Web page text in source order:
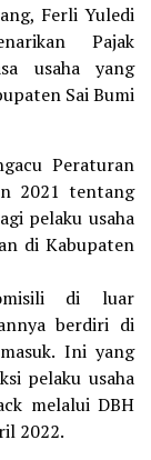
Ferli Yuledi
Pajak
usaha yang
Sai Bumi
Peraturan
2021 tentang
pelaku usaha
di Kabupaten
di luar
berdiri di
Ini yang
pelaku usaha
melalui DBH
2022.